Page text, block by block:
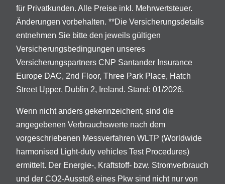
für Privatkunden. Alle Preise inkl. Mehrwertsteuer.
Änderungen vorbehalten. **Die Versicherungsdetails
entnehmen Sie bitte den jeweils gültigen
Versicherungsbedingungen unseres
Versicherungspartners CNP Santander Insurance
Europe DAC, 2nd Floor, Three Park Place, Hatch
Street Upper, Dublin 2, Ireland. Stand: 01/2026.
Wenn nicht anders gekennzeichent, sind die
angegebenen Verbrauchswerte nach dem
vorgeschriebenen Messverfahren WLTP (Worldwide
harmonised Light-duty vehicles Test Procedures)
ermittelt. Der Energie-, Kraftstoff- bzw. Stromverbrauch
und der CO2-Ausstoß eines Pkw sind nicht nur von